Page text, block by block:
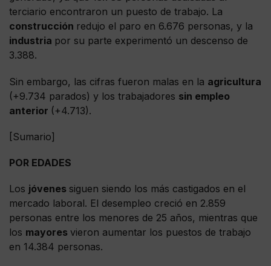
terciario encontraron un puesto de trabajo. La
construcción redujo el paro en 6.676 personas, y la
industria por su parte experimentó un descenso de
3.388.
Sin embargo, las cifras fueron malas en la agricultura
(+9.734 parados) y los trabajadores sin empleo
anterior (+4.713).
[Sumario]
POR EDADES
Los jóvenes siguen siendo los más castigados en el
mercado laboral. El desempleo creció en 2.859
personas entre los menores de 25 años, mientras que
los mayores vieron aumentar los puestos de trabajo
en 14.384 personas.